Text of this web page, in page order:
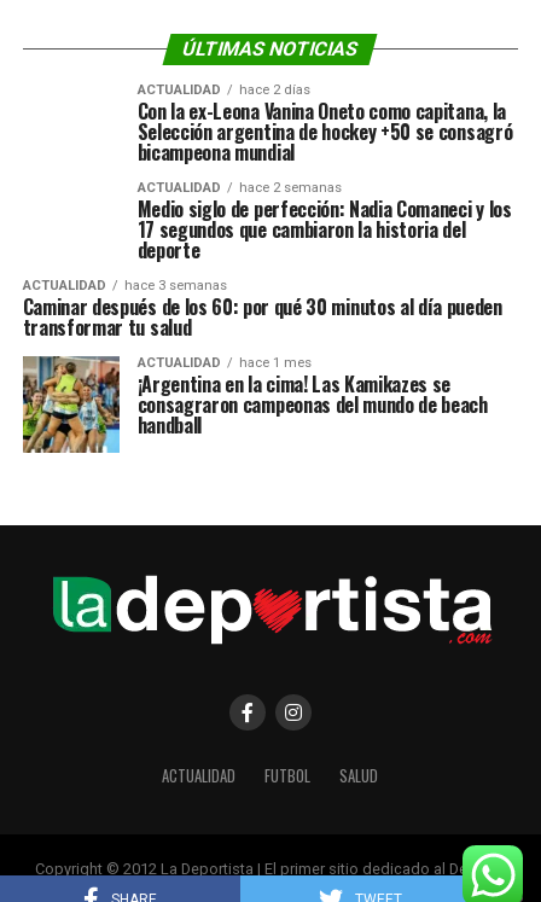
ÚLTIMAS NOTICIAS
ACTUALIDAD hace 2 días
Con la ex-Leona Vanina Oneto como capitana, la
Selección argentina de hockey +50 se consagró
bicampeona mundial
ACTUALIDAD hace 2 semanas
Medio siglo de perfección: Nadia Comaneci y los
17 segundos que cambiaron la historia del
deporte
ACTUALIDAD hace 3 semanas
Caminar después de los 60: por qué 30 minutos al día pueden
transformar tu salud
ACTUALIDAD hace 1 mes
¡Argentina en la cima! Las Kamikazes se
consagraron campeonas del mundo de beach
handball
ACTUALIDAD FUTBOL SALUD
Copyright © 2012 La Deportista | El primer sitio dedicado al Deporte